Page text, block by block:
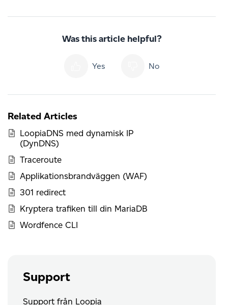
Was this article helpful?
Yes No
Related Articles
LoopiaDNS med dynamisk IP
(DynDNS)
Traceroute
Applikationsbrandväggen (WAF)
301 redirect
Kryptera trafiken till din MariaDB
Wordfence CLI
Support
Support från Loopia